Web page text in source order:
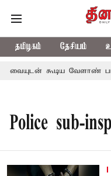
தமிழகம் தேசியம்
கூடிய வேளாண்
Police sub-